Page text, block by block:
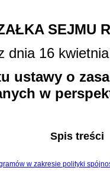
SEJMU
dnia 16
ustawy o
w
Spis treści
w zakresie polityki